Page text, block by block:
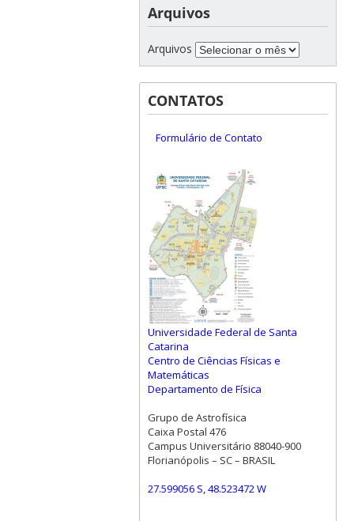
Arquivos
Arquivos
CONTATOS
Formulário de Contato
Universidade Federal de Santa
Catarina
Centro de Ciências Físicas e
Matemáticas
Departamento de Física
Grupo de Astrofísica
Caixa Postal 476
Campus Universitário 88040-900
Florianópolis – SC – BRASIL
27.599056 S, 48.523472 W